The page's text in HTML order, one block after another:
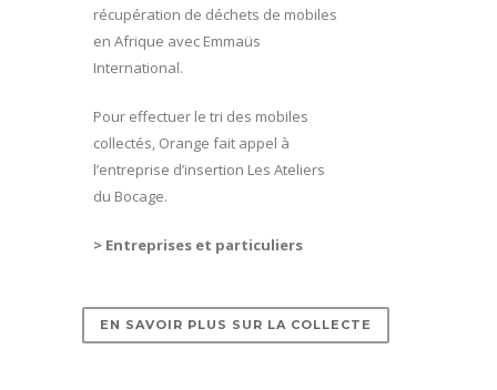
récupération de déchets de mobiles
en Afrique avec Emmaüs
International.
Pour effectuer le tri des mobiles
collectés, Orange fait appel à
l’entreprise d’insertion Les Ateliers
du Bocage.
> Entreprises et particuliers
EN SAVOIR PLUS SUR LA COLLECTE